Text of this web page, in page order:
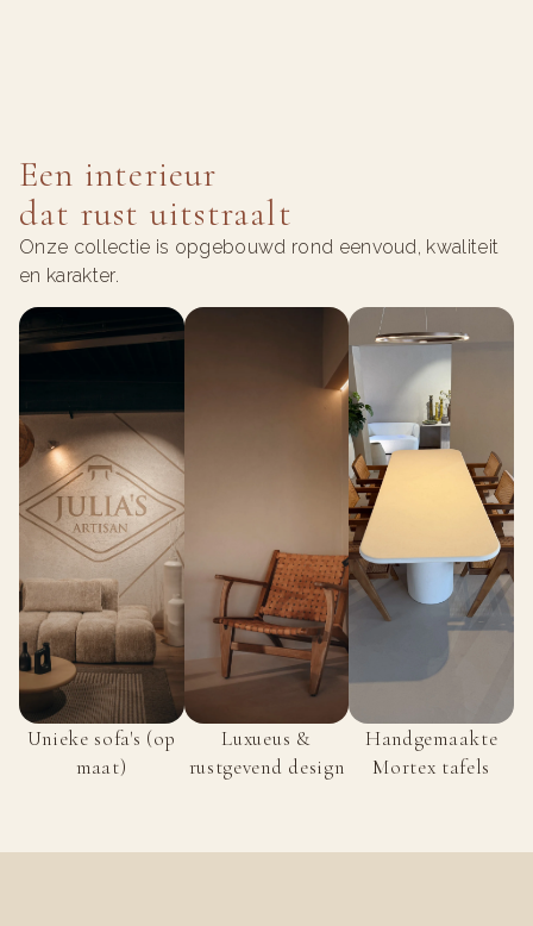
Een interieur
dat rust uitstraalt
Onze collectie is opgebouwd rond eenvoud, kwaliteit
en karakter.
Unieke sofa's (op
maat)
Luxueus &
rustgevend design
Handgemaakte
Mortex tafels